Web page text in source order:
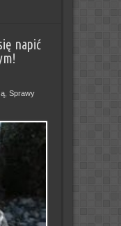
napić
, Sprawy